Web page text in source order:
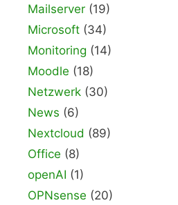
Mailserver (19)
Microsoft (34)
Monitoring (14)
Moodle (18)
Netzwerk (30)
News (6)
Nextcloud (89)
Office (8)
openAI (1)
OPNsense (20)